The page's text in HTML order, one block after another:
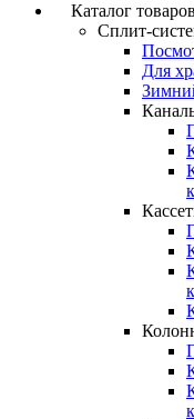
Каталог товаров
Сплит-
Для